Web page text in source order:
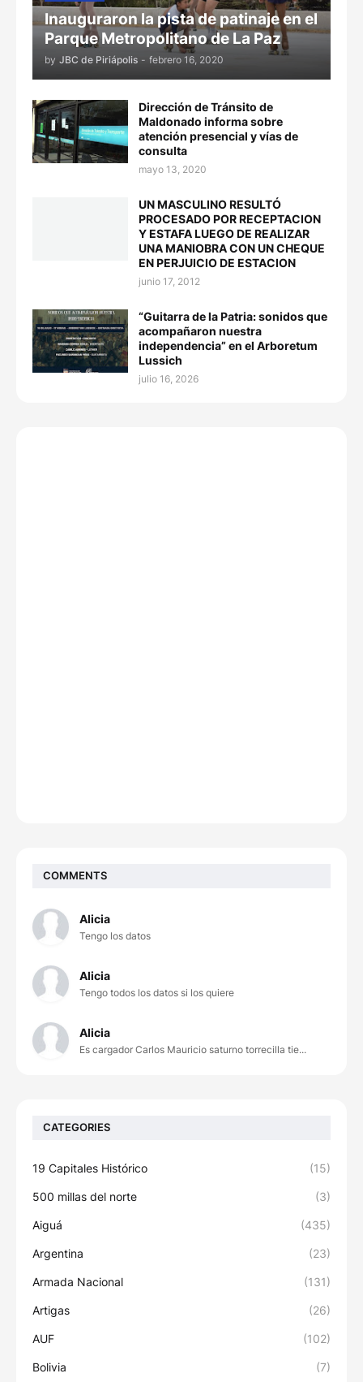
Inauguraron la pista de patinaje en el
Parque Metropolitano de La Paz
by JBC de Piriápolis - febrero 16, 2020
Dirección de Tránsito de
Maldonado informa sobre
atención presencial y vías de
consulta
mayo 13, 2020
UN MASCULINO RESULTÓ
PROCESADO POR RECEPTACION
Y ESTAFA LUEGO DE REALIZAR
UNA MANIOBRA CON UN CHEQUE
EN PERJUICIO DE ESTACION
junio 17, 2012
“Guitarra de la Patria: sonidos que
acompañaron nuestra
independencia” en el Arboretum
Lussich
julio 16, 2026
COMMENTS
Alicia
Tengo los datos
Alicia
Tengo todos los datos si los quiere
Alicia
Es cargador Carlos Mauricio saturno torrecilla tie...
CATEGORIES
19 Capitales Histórico (15)
500 millas del norte (3)
Aiguá (435)
Argentina (23)
Armada Nacional (131)
Artigas (26)
AUF (102)
Bolivia (7)